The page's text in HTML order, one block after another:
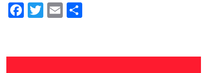
Facebook
Twitter
EmailPartager